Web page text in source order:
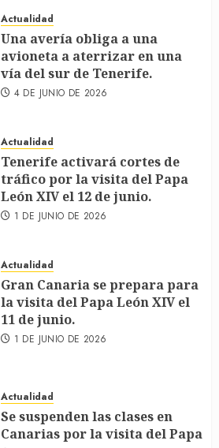
Actualidad
Una avería obliga a una
avioneta a aterrizar en una
vía del sur de Tenerife.
4 DE JUNIO DE 2026
Actualidad
Tenerife activará cortes de
tráfico por la visita del Papa
León XIV el 12 de junio.
1 DE JUNIO DE 2026
Actualidad
Gran Canaria se prepara para
la visita del Papa León XIV el
11 de junio.
1 DE JUNIO DE 2026
Actualidad
Se suspenden las clases en
Canarias por la visita del Papa